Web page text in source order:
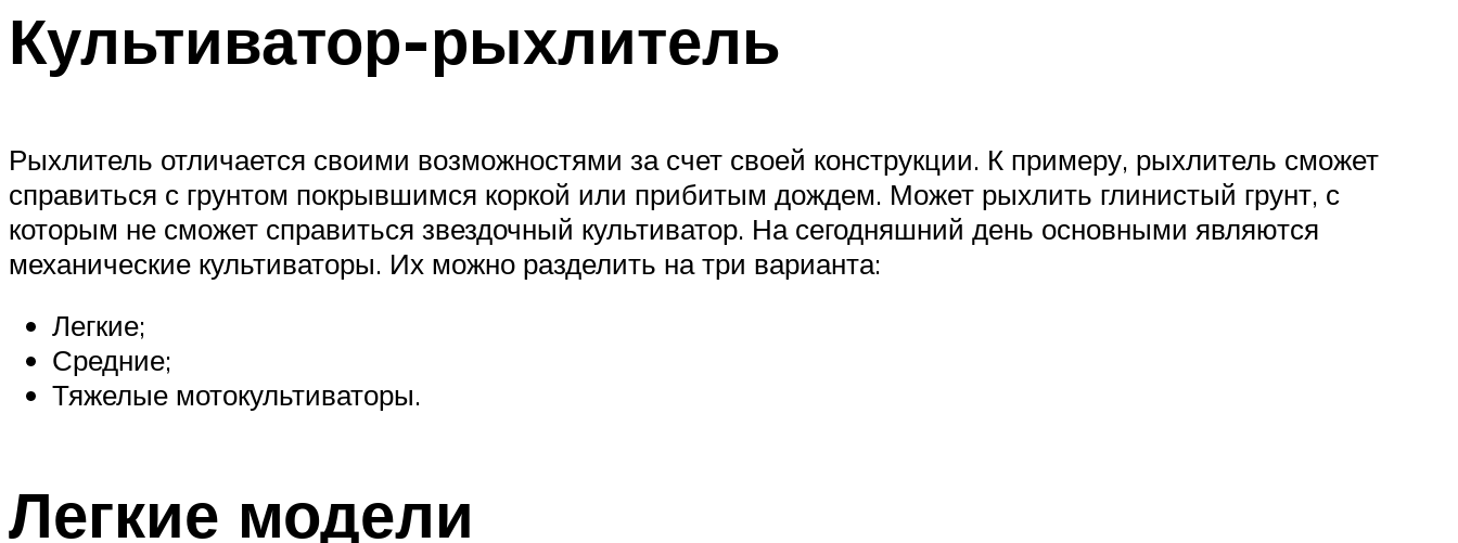
Культиватор-рыхлитель
Рыхлитель отличается своими возможностями за счет своей конструкции. К примеру, рыхлитель сможет
справиться с грунтом покрывшимся коркой или прибитым дождем. Может рыхлить глинистый грунт, с
которым не сможет справиться звездочный культиватор. На сегодняшний день основными являются
механические культиваторы. Их можно разделить на три варианта:
Легкие;
Средние;
Тяжелые мотокультиваторы.
Легкие модели